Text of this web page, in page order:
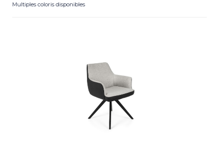
Multiples coloris disponibles